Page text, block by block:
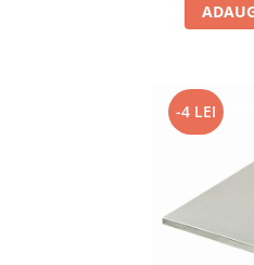
-4 LEI